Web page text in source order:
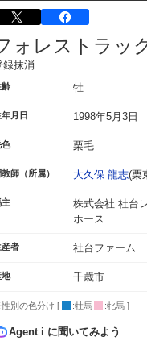
ォレストラッ
録抹消
齢 牡
月日 1998年5月3日
色 栗毛
師（所属） 大久保 龍志(栗
主
株式会社 社台
ホース
産者 社台ファーム
地 千歳市
別の色分け [ :牡馬 :牝馬 ]
Agent i に聞いてみよう